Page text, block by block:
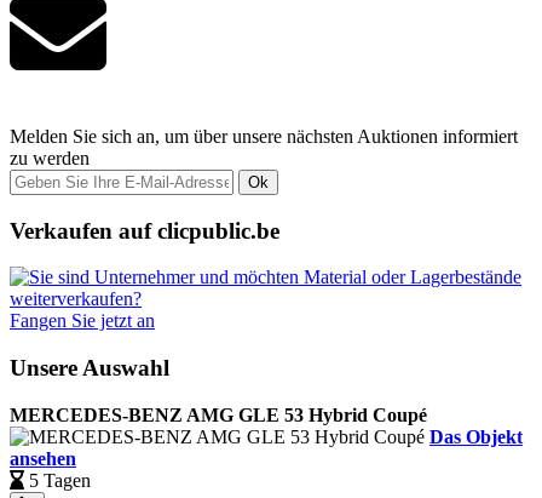
Melden Sie sich an, um über unsere nächsten Auktionen informiert
zu werden
Ok
Verkaufen auf clicpublic.be
Fangen Sie jetzt an
Unsere Auswahl
MERCEDES-BENZ AMG GLE 53 Hybrid Coupé
Das Objekt
ansehen
5 Tagen